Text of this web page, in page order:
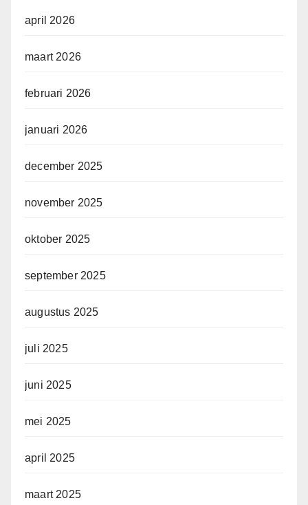
april 2026
maart 2026
februari 2026
januari 2026
december 2025
november 2025
oktober 2025
september 2025
augustus 2025
juli 2025
juni 2025
mei 2025
april 2025
maart 2025